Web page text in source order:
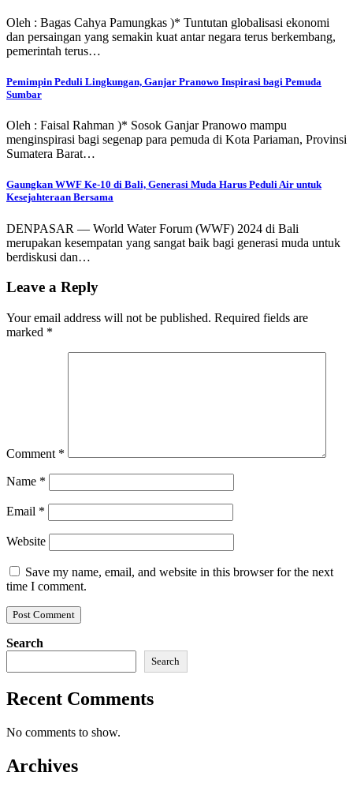
Oleh : Bagas Cahya Pamungkas )* Tuntutan globalisasi ekonomi
dan persaingan yang semakin kuat antar negara terus berkembang,
pemerintah terus…
Pemimpin Peduli Lingkungan, Ganjar Pranowo Inspirasi bagi Pemuda
Sumbar
Oleh : Faisal Rahman )* Sosok Ganjar Pranowo mampu
menginspirasi bagi segenap para pemuda di Kota Pariaman, Provinsi
Sumatera Barat…
Gaungkan WWF Ke-10 di Bali, Generasi Muda Harus Peduli Air untuk
Kesejahteraan Bersama
DENPASAR — World Water Forum (WWF) 2024 di Bali
merupakan kesempatan yang sangat baik bagi generasi muda untuk
berdiskusi dan…
Leave a Reply
Your email address will not be published. Required fields are
marked *
Comment *
Name *
Email *
Website
Save my name, email, and website in this browser for the next
time I comment.
Search
Search
Recent Comments
No comments to show.
Archives